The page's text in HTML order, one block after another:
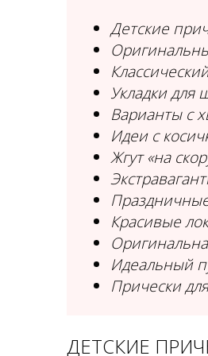
Детские
Укладки для
Варианты с
Идеи с
Жгут «на
Красивые
Идеальный
Прически
ДЕТСКИЕ